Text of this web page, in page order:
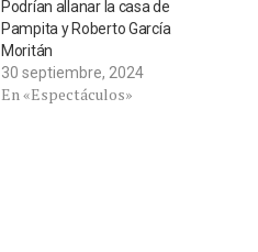
Podrían allanar la casa de
Pampita y Roberto García
Moritán
30 septiembre, 2024
En «Espectáculos»